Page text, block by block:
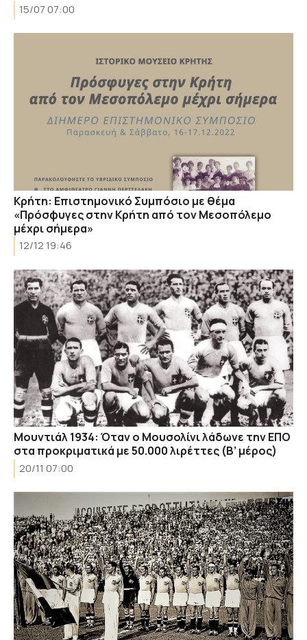
15/07 07:00
Κρήτη: Επιστημονικό Συμπόσιο με θέμα
«Πρόσφυγες στην Κρήτη από τον Μεσοπόλεμο
μέχρι σήμερα»
12/12 19:46
Μουντιάλ 1934: Όταν ο Μουσολίνι λάδωνε την ΕΠΟ
στα προκριματικά με 50.000 λιρέττες (B’ μέρος)
20/11 07:00